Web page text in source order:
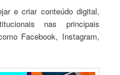
e criar conteúdo digital,
nas principais
Facebook, Instagram,